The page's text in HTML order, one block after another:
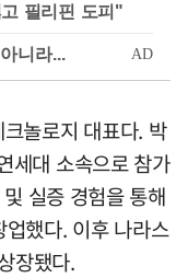
필리핀 도피"
놀로지 대표다. 박
세대 소속으로 참가
실증 경험을 통해
했다. 이후 나라스
장됐다.